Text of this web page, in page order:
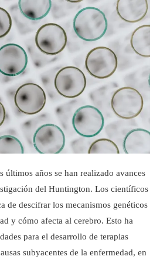
últimos años se han realizado avances
del Huntington. Los científicos
de descifrar los mecanismos genéticos
y cómo afecta al cerebro. Esto ha
para el desarrollo de terapias
subyacentes de la enfermedad, en